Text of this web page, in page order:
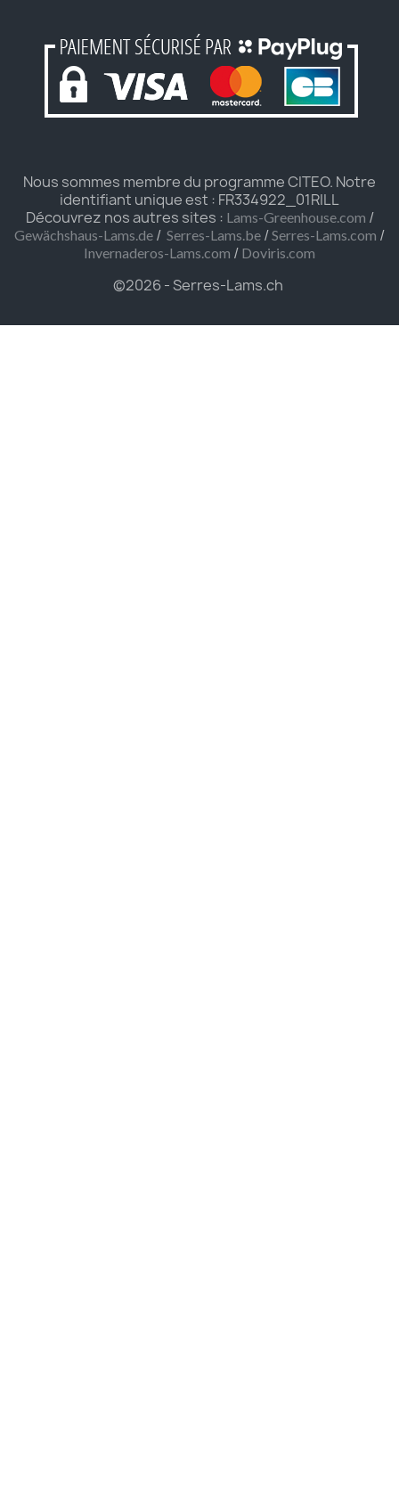
Nous sommes membre du programme CITEO. Notre
identifiant unique est : FR334922_01RILL
Découvrez nos autres sites : Lams-Greenhouse.com /
Gewächshaus-Lams.de / Serres-Lams.be / Serres-Lams.com /
Invernaderos-Lams.com / Doviris.com
©2026 - Serres-Lams.ch